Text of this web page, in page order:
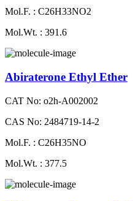
Mol.F. : C26H33NO2
Mol.Wt. : 391.6
Abiraterone Ethyl Ether
CAT No: o2h-A002002
CAS No: 2484719-14-2
Mol.F. : C26H35NO
Mol.Wt. : 377.5